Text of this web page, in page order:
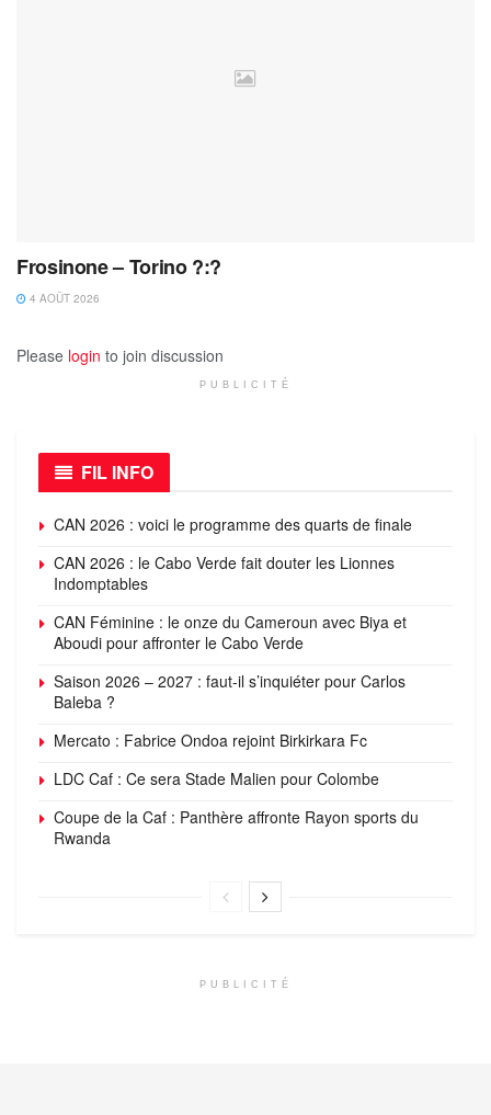
Frosinone – Torino ?:?
4 AOÛT 2026
Please login to join discussion
PUBLICITÉ
FIL INFO
CAN 2026 : voici le programme des quarts de finale
CAN 2026 : le Cabo Verde fait douter les Lionnes
Indomptables
CAN Féminine : le onze du Cameroun avec Biya et
Aboudi pour affronter le Cabo Verde
Saison 2026 – 2027 : faut-il s’inquiéter pour Carlos
Baleba ?
Mercato : Fabrice Ondoa rejoint Birkirkara Fc
LDC Caf : Ce sera Stade Malien pour Colombe
Coupe de la Caf : Panthère affronte Rayon sports du
Rwanda
PUBLICITÉ